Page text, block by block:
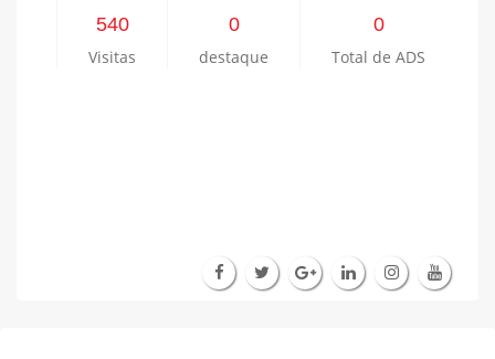
540
Visitas
0
destaque
0
Total de ADS